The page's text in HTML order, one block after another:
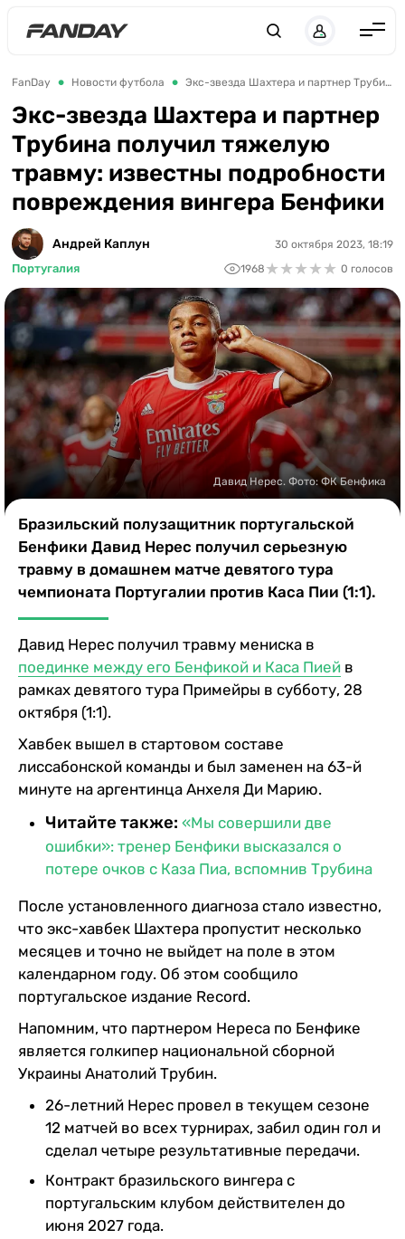
Англия
Испания
Германия
Италия
Франция
Украина
ЛЧ
ЛЕ
ЧЕ-2028
Букмекеры
Казино
FanDay Новости футбола Экс-звезда Шахтера и партнер Трубина получил тяжелую травму: известны подробности повреждения вингера Бенфики
Экс-звезда Шахтера и партнер
Трубина получил тяжелую
травму: известны подробности
повреждения вингера Бенфики
Андрей Каплун
Португалия
30 октября 2023, 18:19
1968 ★★★★★
★★★★★ 0 голосов
Давид Нерес. Фото: ФК Бенфика
Бразильский полузащитник португальской
Бенфики Давид Нерес получил серьезную
травму в домашнем матче девятого тура
чемпионата Португалии против Каса Пии (1:1).
Давид Нерес получил травму мениска в
поединке между его Бенфикой и Каса Пией в
рамках девятого тура Примейры в субботу, 28
октября (1:1).
Хавбек вышел в стартовом составе
лиссабонской команды и был заменен на 63-й
минуте на аргентинца Анхеля Ди Марию.
Читайте также: «Мы совершили две
ошибки»: тренер Бенфики высказался о
потере очков с Каза Пиа, вспомнив Трубина
После установленного диагноза стало известно,
что экс-хавбек Шахтера пропустит несколько
месяцев и точно не выйдет на поле в этом
календарном году. Об этом сообщило
португальское издание Record.
Напомним, что партнером Нереса по Бенфике
является голкипер национальной сборной
Украины Анатолий Трубин.
26-летний Нерес провел в текущем сезоне
12 матчей во всех турнирах, забил один гол и
сделал четыре результативные передачи.
Контракт бразильского вингера с
португальским клубом действителен до
июня 2027 года.